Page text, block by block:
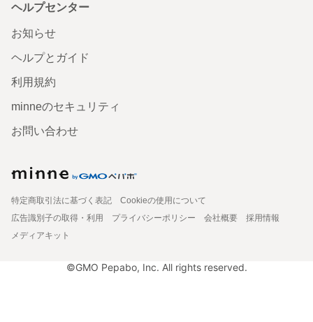
ヘルプセンター
お知らせ
ヘルプとガイド
利用規約
minneのセキュリティ
お問い合わせ
特定商取引法に基づく表記
Cookieの使用について
広告識別子の取得・利用
プライバシーポリシー 会社概要
採用情報
メディアキット
©GMO Pepabo, Inc. All rights reserved.